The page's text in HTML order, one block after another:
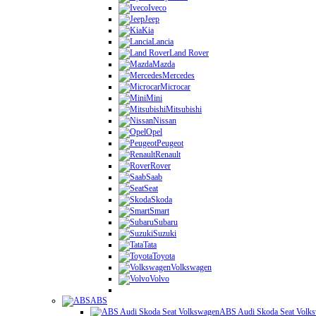
Iveco
Jeep
Kia
Lancia
Land Rover
Mazda
Mercedes
Microcar
Mini
Mitsubishi
Nissan
Opel
Peugeot
Renault
Rover
Saab
Seat
Skoda
Smart
Subaru
Suzuki
Tata
Toyota
Volkswagen
Volvo
ABS
ABS Audi Skoda Seat